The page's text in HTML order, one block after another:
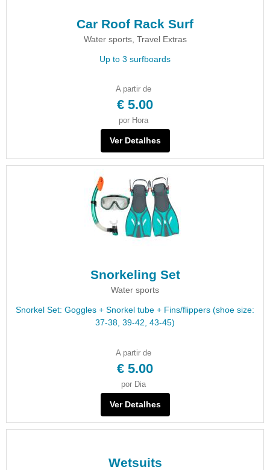
Car Roof Rack Surf
Water sports, Travel Extras
Up to 3 surfboards
A partir de
€ 5.00
por Hora
Ver Detalhes
Snorkeling Set
Water sports
Snorkel Set: Goggles + Snorkel tube + Fins/flippers (shoe size:
37-38, 39-42, 43-45)
A partir de
€ 5.00
por Dia
Ver Detalhes
Wetsuits